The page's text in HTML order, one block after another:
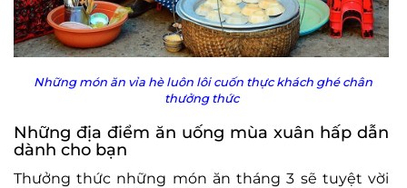
Những món ăn vỉa hè luôn lôi cuốn thực khách ghé chân
thưởng thức
Những địa điểm ăn uống mùa xuân hấp dẫn
dành cho bạn
Thưởng thức những món ăn tháng 3 sẽ tuyệt vời